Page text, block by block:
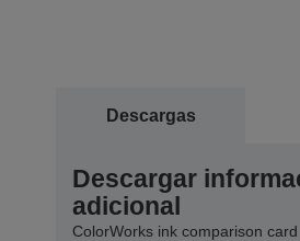
Descargas
Descargar
adicional
ColorWorks ink comparison card